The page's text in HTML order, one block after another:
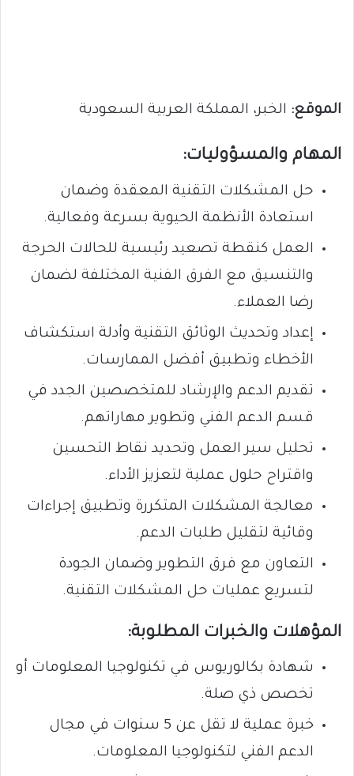
الموقع: الخبر، المملكة العربية السعودية
المهام والمسؤوليات:
حل المشكلات التقنية المعقدة وضمان
استعادة الأنظمة الحيوية بسرعة وفعالية.
العمل كنقطة تصعيد رئيسية للحالات الحرجة
والتنسيق مع الفرق الفنية المختلفة لضمان
رضا العملاء.
إعداد وتحديث الوثائق التقنية وأدلة استكشاف
الأخطاء وتطبيق أفضل الممارسات.
تقديم الدعم والإرشاد للمتخصصين الجدد في
قسم الدعم الفني وتطوير مهاراتهم.
تحليل سير العمل وتحديد نقاط التحسين
واقتراح حلول عملية لتعزيز الأداء.
معالجة المشكلات المتكررة وتطبيق إجراءات
وقائية لتقليل طلبات الدعم.
التعاون مع فرق التطوير وضمان الجودة
لتسريع عمليات حل المشكلات التقنية.
المؤهلات والخبرات المطلوبة:
شهادة بكالوريوس في تكنولوجيا المعلومات أو
تخصص ذي صلة.
خبرة عملية لا تقل عن 5 سنوات في مجال
الدعم الفني لتكنولوجيا المعلومات.